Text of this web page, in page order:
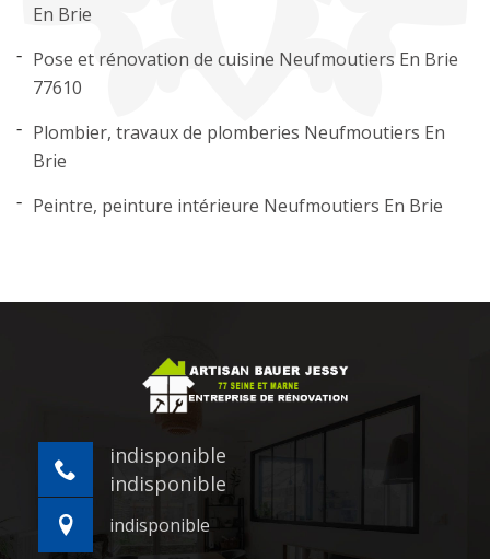
En Brie
Pose et rénovation de cuisine Neufmoutiers En Brie
77610
Plombier, travaux de plomberies Neufmoutiers En
Brie
Peintre, peinture intérieure Neufmoutiers En Brie
indisponible
indisponible
indisponible